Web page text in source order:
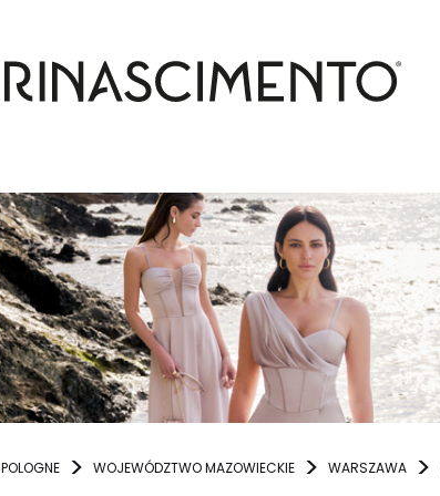
POLOGNE WOJEWÓDZTWO MAZOWIECKIE WARSZAWA